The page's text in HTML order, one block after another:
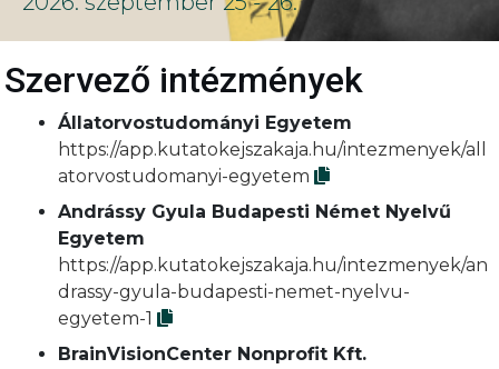
Szervező intézmények
Állatorvostudományi Egyetem
https://app.kutatokejszakaja.hu/intezmenyek/all
atorvostudomanyi-egyetem
Andrássy Gyula Budapesti Német Nyelvű
Egyetem
https://app.kutatokejszakaja.hu/intezmenyek/an
drassy-gyula-budapesti-nemet-nyelvu-
egyetem-1
BrainVisionCenter Nonprofit Kft.